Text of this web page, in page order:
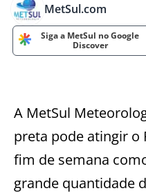
MetSul.com
Siga a MetSul no Google
Discover
A MetSul
preta pode atingir o
fim de semana
grande quantidade